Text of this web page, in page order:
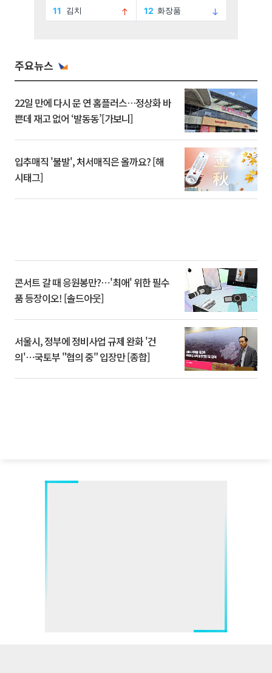
주요뉴스
22일 만에 다시 문 연 홈플러스…정상화 바
쁜데 재고 없어 ‘발동동’[가보니]
입추매직 '불발', 처서매직은 올까요? [해
시태그]
콘서트 갈 때 응원봉만?⋯'최애' 위한 필수
품 등장이오! [솔드아웃]
서울시, 정부에 정비사업 규제 완화 '건
의'⋯국토부 "협의 중" 입장만 [종합]